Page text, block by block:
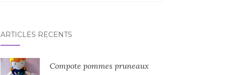
ARTICLES RÉCENTS
Compote pommes pruneaux